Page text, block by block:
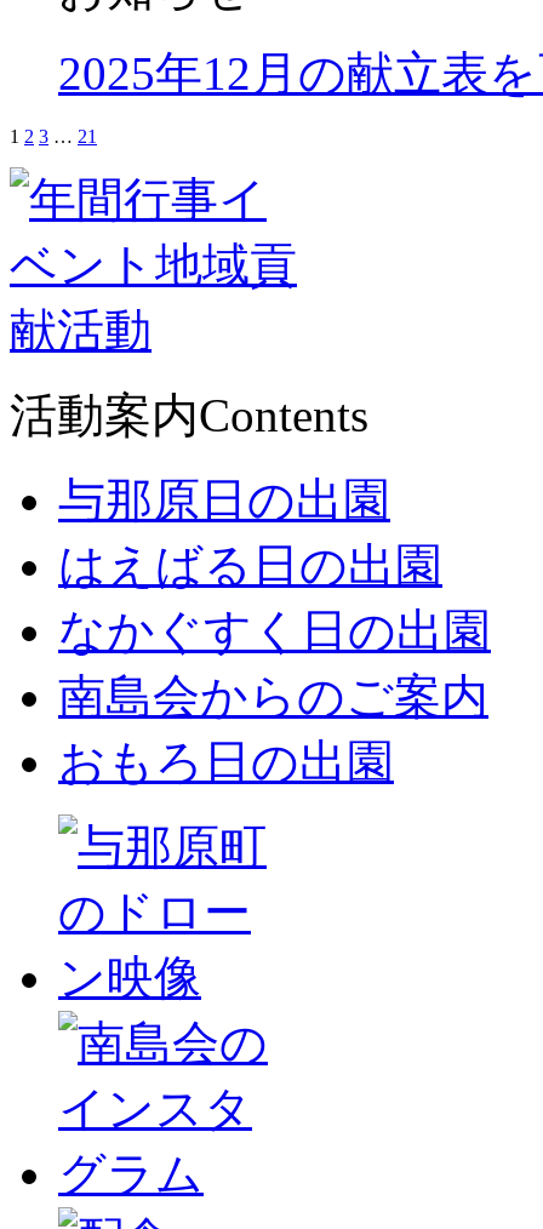
2025年12月の献立表
1 2 3 … 21
活動案内Contents
与那原日の出園
はえばる日の出園
なかぐすく日の出園
南島会からのご案内
おもろ日の出園